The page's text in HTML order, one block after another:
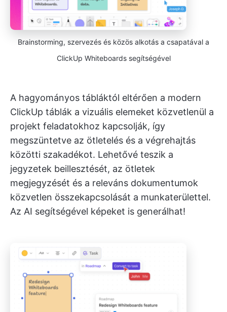
Brainstorming, szervezés és közös alkotás a csapatával a
ClickUp Whiteboards segítségével
A hagyományos tábláktól eltérően a modern
ClickUp táblák a vizuális elemeket közvetlenül a
projekt feladatokhoz kapcsolják, így
megszüntetve az ötletelés és a végrehajtás
közötti szakadékot. Lehetővé teszik a
jegyzetek beillesztését, az ötletek
megjegyzését és a releváns dokumentumok
közvetlen összekapcsolását a munkaterülettel.
Az AI segítségével képeket is generálhat!